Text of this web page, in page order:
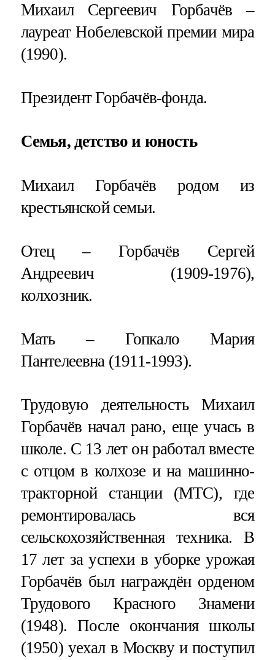
Михаил Сергеевич Горбачёв –
лауреат Нобелевской премии мира
(1990).
Президент Горбачёв-фонда.
Семья, детство и юность
Михаил Горбачёв родом из
крестьянской семьи.
Отец – Горбачёв Сергей
Андреевич (1909-1976),
колхозник.
Мать – Гопкало Мария
Пантелеевна (1911-1993).
Трудовую деятельность Михаил
Горбачёв начал рано, еще учась в
школе. С 13 лет он работал вместе
с отцом в колхозе и на машинно-
тракторной станции (МТС), где
ремонтировалась вся
сельскохозяйственная техника. В
17 лет за успехи в уборке урожая
Горбачёв был награждён орденом
Трудового Красного Знамени
(1948). После окончания школы
(1950) уехал в Москву и поступил